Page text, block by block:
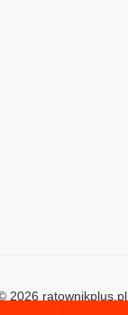
2026 ratownikplus.pl